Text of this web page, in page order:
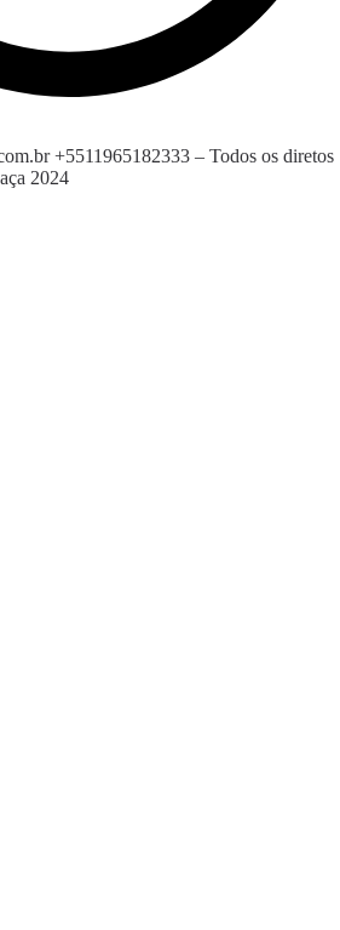
+5511965182333 – Todos os diretos
2024